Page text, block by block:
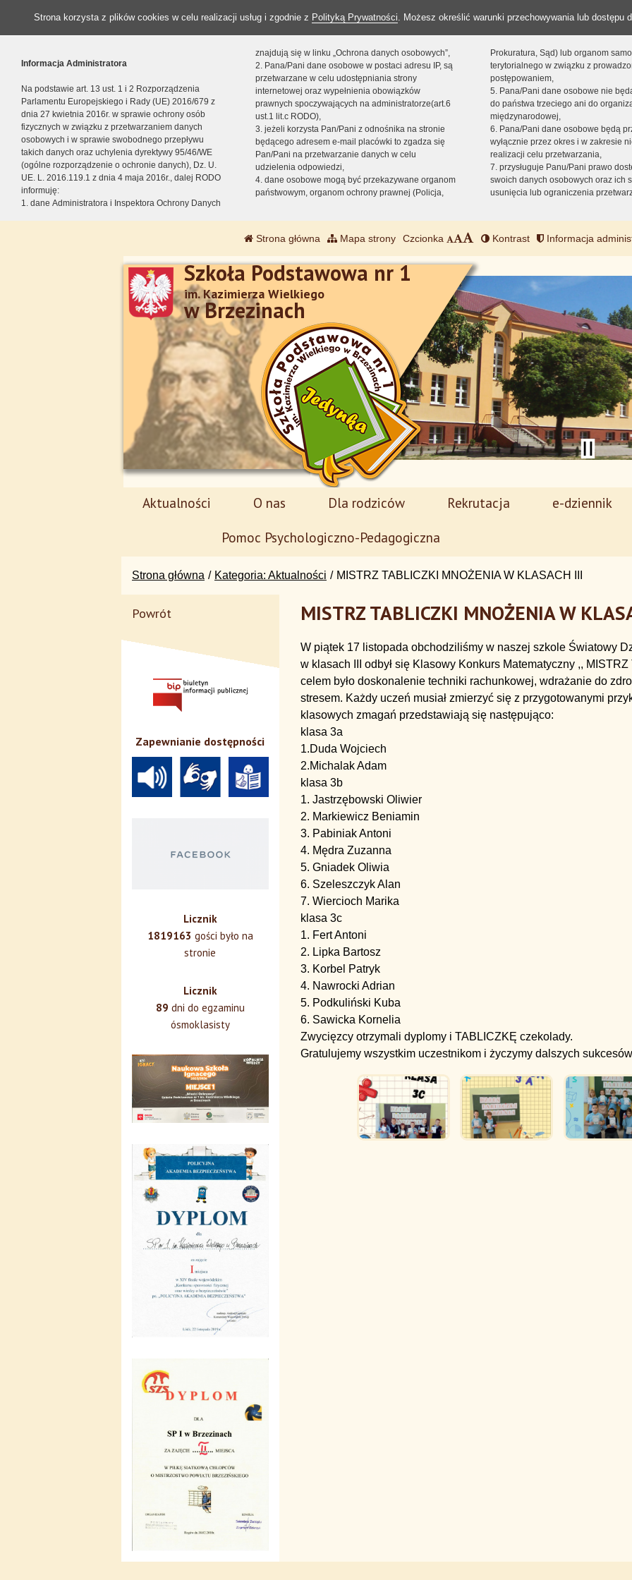
Strona korzysta z plików cookies w celu realizacji usług i zgodnie z Polityką Prywatności. Możesz określić warunki przechowywania lub dostępu
Informacja Administratora
Na podstawie art. 13 ust. 1 i 2 Rozporządzenia
Parlamentu Europejskiego i Rady (UE) 2016/679 z
dnia 27 kwietnia 2016r. w sprawie ochrony osób
fizycznych w związku z przetwarzaniem danych
osobowych i w sprawie swobodnego przepływu
takich danych oraz uchylenia dyrektywy 95/46/WE
(ogólne rozporządzenie o ochronie danych), Dz. U.
UE. L. 2016.119.1 z dnia 4 maja 2016r., dalej RODO
informuję:
1. dane Administratora i Inspektora Ochrony Danych
znajdują się w linku „Ochrona danych osobowych”,
2. Pana/Pani dane osobowe w postaci adresu IP, są
przetwarzane w celu udostępniania strony
internetowej oraz wypełnienia obowiązków
prawnych spoczywających na administratorze(art.6
ust.1 lit.c RODO),
3. jeżeli korzysta Pan/Pani z odnośnika na stronie
będącego adresem e-mail placówki to zgadza się
Pan/Pani na przetwarzanie danych w celu
udzielenia odpowiedzi,
4. dane osobowe mogą być przekazywane organom
państwowym, organom ochrony prawnej (Policja,
Prokuratura, Sąd) lub organom
terytorialnego w związku z
postępowaniem,
5. Pana/Pani dane osobowe nie
do państwa trzeciego ani do
międzynarodowej,
6. Pana/Pani dane osobowe będą
wyłącznie przez okres i w zakresie
realizacji celu przetwarzania,
7. przysługuje Panu/Pani prawo
swoich danych osobowych oraz ich
usunięcia lub ograniczenia
Strona główna Mapa strony Czcionka Kontrast Informacja
Szkoła Podstawowa nr 1
im. Kazimierza Wielkiego
w Brzezinach
Aktualności O nas Dla rodziców Rekrutacja
e-dziennik
Pomoc Psychologiczno-Pedagogiczna
Strona główna Kategoria: Aktualności MISTRZ TABLICZKI MNOŻENIA W KLASACH III
MISTRZ TABLICZKI MNOŻENIA W
W piątek 17 listopada obchodziliśmy w naszej szkole Światowy
w klasach III odbył się Klasowy Konkurs Matematyczny ,,
celem było doskonalenie techniki rachunkowej, wdrażanie do
stresem. Każdy uczeń musiał zmierzyć się z przygotowanymi
klasowych zmagań przedstawiają się następująco:
klasa 3a
1.Duda Wojciech
2.Michalak Adam
klasa 3b
1. Jastrzębowski Oliwier
2. Markiewicz Beniamin
3. Pabiniak Antoni
4. Mędra Zuzanna
5. Gniadek Oliwia
6. Szeleszczyk Alan
7. Wiercioch Marika
klasa 3c
1. Fert Antoni
2. Lipka Bartosz
3. Korbel Patryk
4. Nawrocki Adrian
5. Podkuliński Kuba
6. Sawicka Kornelia
Zwycięzcy otrzymali dyplomy i TABLICZKĘ czekolady.
Gratulujemy wszystkim uczestnikom i życzymy dalszych
Powrót
Zapewnianie dostępności
Licznik
1819163 gości było na
stronie
Licznik
89 dni do egzaminu
ósmoklasisty